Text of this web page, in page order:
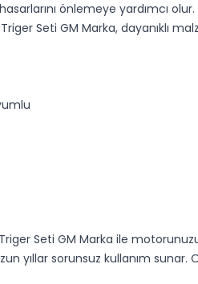
önlemeye yardımcı
Seti GM Marka, dayanıklı
Seti GM Marka ile
yıllar sorunsuz kullanım sunar.